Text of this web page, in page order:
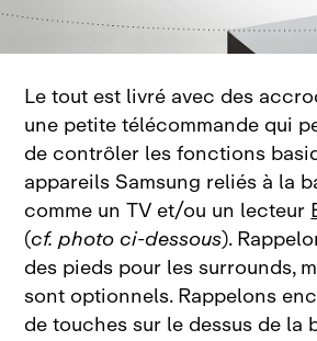
Le tout est livré avec des
une petite télécommande qui
de contrôler les fonctions
appareils Samsung reliés à la
comme un TV et/ou un lecteur
(cf. photo ci‑dessous).
des pieds pour les surrounds,
sont optionnels. Rappelons
de touches sur le dessus de la